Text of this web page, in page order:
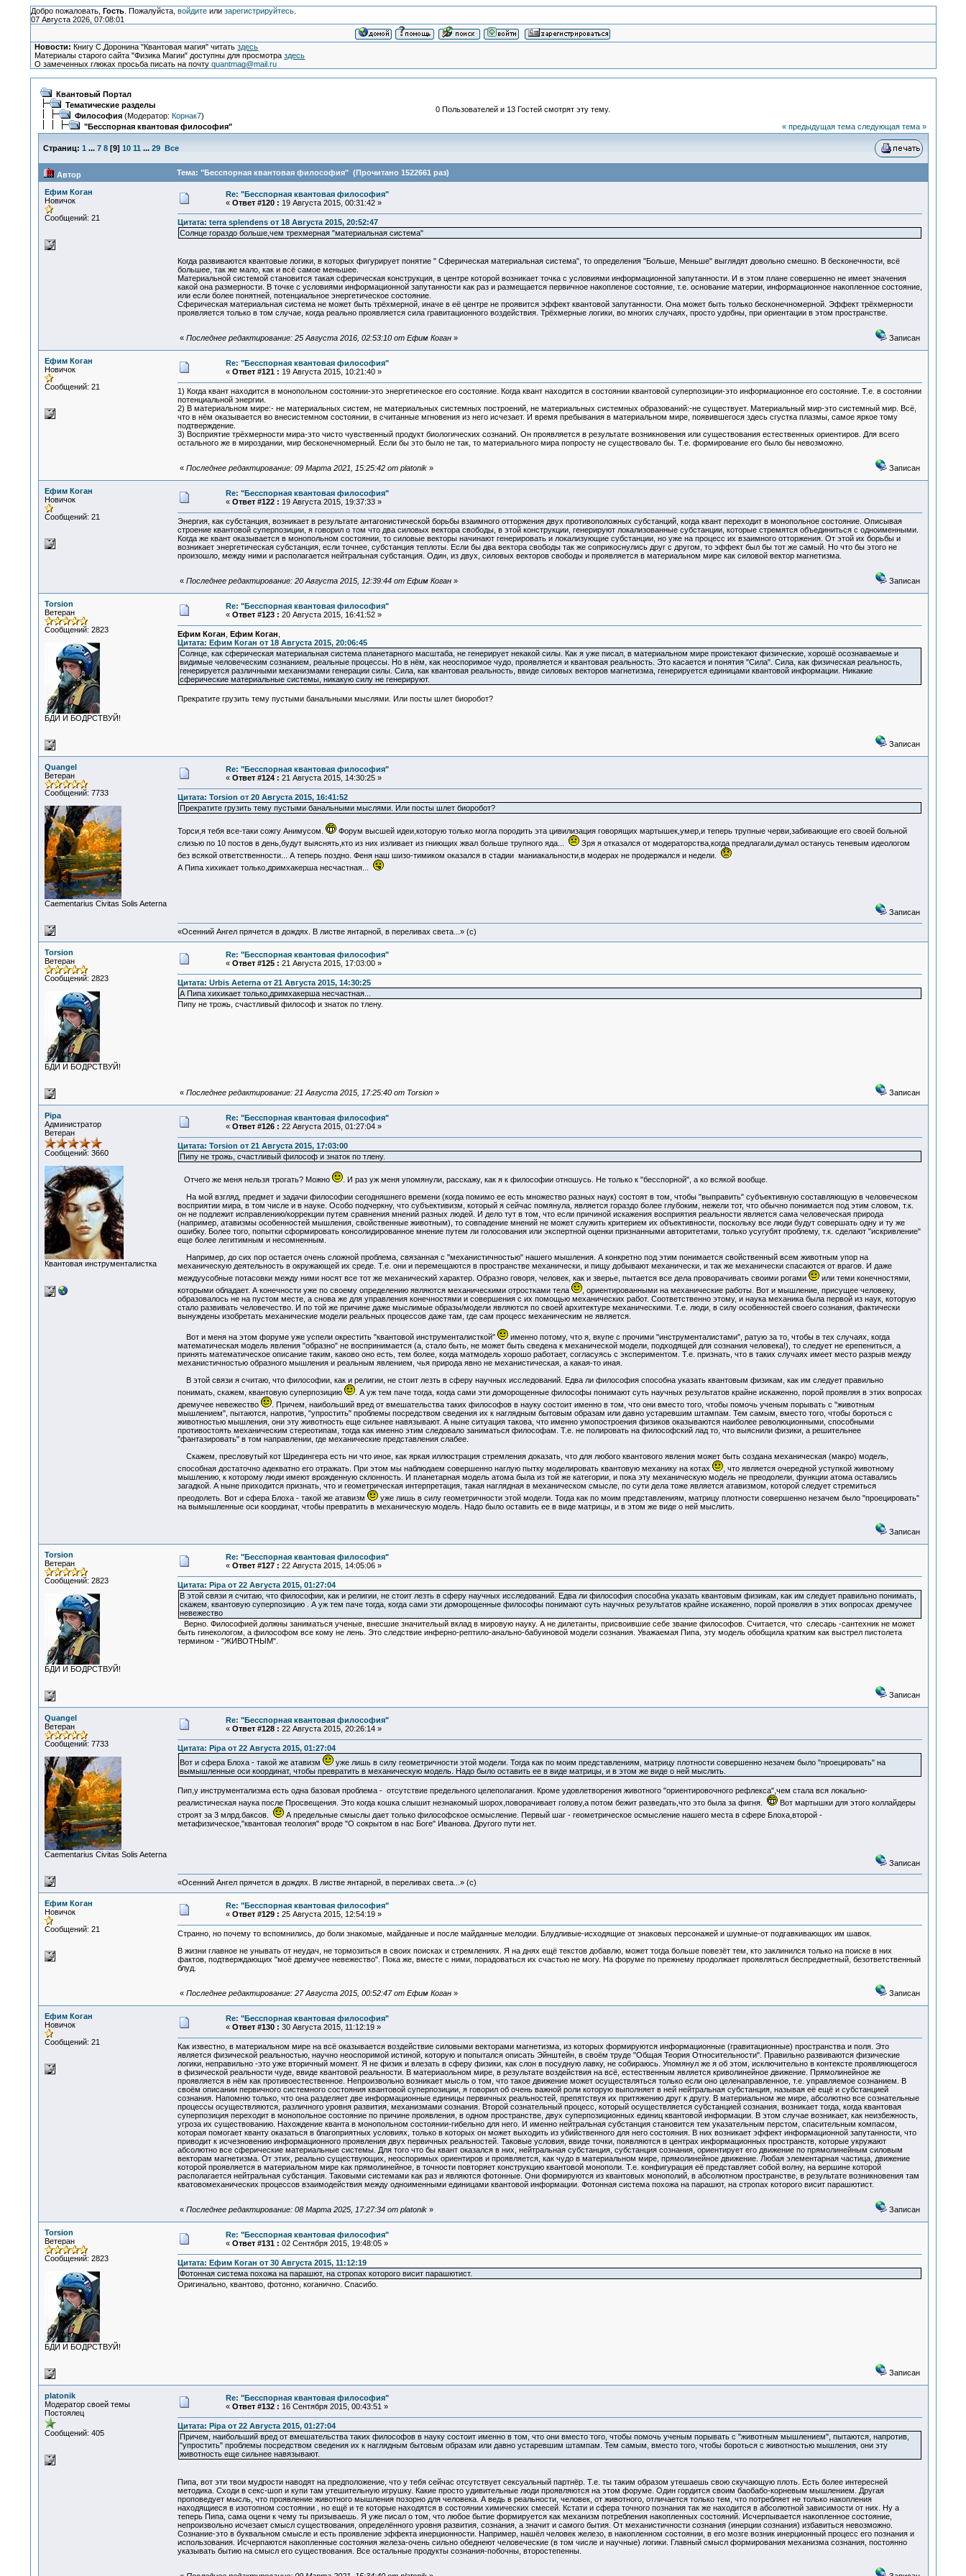
Добро пожаловать, Гость. Пожалуйста, войдитеили зарегистрируйтесь.
07 Августа 2026, 07:08:01
Новости: Книгу С.Доронина "Квантовая магия" читатьздесь
Материалы старого сайта "Физика Магии" доступны для просмотраздесь
О замеченных глюках просьба писать на почтуquantmag@mail.ru
Квантовый Портал
Тематические разделы
Философия(Модератор: Корнак7)
"Бесспорная квантовая философия"
0 Пользователей и 13 Гостей смотрят эту тему.
« предыдущая тема следующая тема »
Страниц: 1 ... 7 8[9] 10 11 ... 29 Все
Автор Тема: "Бесспорная квантовая философия" (Прочитано 1522661 раз)
Ефим Коган
Новичок
Сообщений: 21
Re: "Бесспорная квантовая философия"
« Ответ #120 : 19 Августа 2015, 00:31:42 »
Цитата: terra splendens от 18 Августа 2015, 20:52:47
Солнце гораздо больше,чем трехмерная "материальная система"
Когда развиваются квантовые логики, в которых фигурирует понятие " Сферическая материальная система", то определения "Больше, Меньше" выглядят довольно смешно. В бесконечности, всё
большее, так же мало, как и всё самое меньшее.
Материальной системой становится такая сферическая конструкция, в центре которой возникает точка с условиями информационной запутанности. И в этом плане совершенно не имеет значения
какой она размерности. В точке с условиями информационной запутанности как раз и размещается первичное накопленое состояние, т.е. основание материи, информационное накопленное состояние,
или если более понятней, потенциальное энергетическое состояние.
Сферическая материальная система не может быть трёхмерной, иначе в её центре не проявится эффект квантовой запутанности. Она может быть только бесконечномерной. Эффект трёхмерности
проявляется только в том случае, когда реально проявляется сила гравитационного воздействия. Трёхмерные логики, во многих случаях, просто удобны, при ориентации в этом пространстве.
« Последнее редактирование: 25 Августа 2016, 02:53:10 от Ефим Коган» Записан
Ефим Коган
Новичок
Сообщений: 21
Re: "Бесспорная квантовая философия"
« Ответ #121 : 19 Августа 2015, 10:21:40 »
1) Когда квант находится в монопольном состоянии-это энергетическое его состояние. Когда квант находится в состоянии квантовой суперпозиции-это информационное его состояние. Т.е. в состоянии
потенциальной энергии.
2) В материальном мире:- не материальных систем, не материальных системных построений, не материальных системных образований:-не существует. Материальный мир-это системный мир. Всё,
что в нём оказывается во внесистемном состоянии, в считанные мгновения из него исчезает. И время пребывания в материальном мире, появившегося здесь сгустка плазмы, самое яркое тому
подтверждение.
3) Восприятие трёхмерности мира-это чисто чувственный продукт биологических сознаний. Он проявляется в результате возникновения или существования естественных ориентиров. Для всего
остального же в мироздании, мир бесконечномерный. Если бы это было не так, то материального мира попросту не существовало бы. Т.е. формирование его было бы невозможно.
« Последнее редактирование: 09 Марта 2021, 15:25:42 от platonik» Записан
Ефим Коган
Новичок
Сообщений: 21
Re: "Бесспорная квантовая философия"
« Ответ #122 : 19 Августа 2015, 19:37:33 »
Энергия, как субстанция, возникает в результате антагонистической борьбы взаимного отторжения двух противоположных субстанций, когда квант переходит в монопольное состояние. Описывая
строение квантовой суперпозиции, я говорил о том что два силовых вектора свободы, в этой конструкции, генерируют локализованные субстанции, которые стремятся объединиться с одноименными.
Когда же квант оказывается в монопольном состоянии, то силовые векторы начинают генерировать и локализующие субстанции, но уже на процесс их взаимного отторжения. От этой их борьбы и
возникает энергетическая субстанция, если точнее, субстанция теплоты. Если бы два вектора свободы так же соприкоснулись друг с другом, то эффект был бы тот же самый. Но что бы этого не
произошло, между ними и располагается нейтральная субстанция. Один, из двух, силовых векторов свободы и проявляется в материальном мире как силовой вектор магнетизма.
« Последнее редактирование: 20 Августа 2015, 12:39:44 от Ефим Коган» Записан
Torsion
Ветеран
Сообщений: 2823
БДИ И БОДРСТВУЙ!
Re: "Бесспорная квантовая философия"
« Ответ #123 : 20 Августа 2015, 16:41:52 »
Ефим Коган Ефим Коган
Цитата: Ефим Коган от 18 Августа 2015, 20:06:45
Солнце, как сферическая материальная система планетарного масштаба, не генерирует некакой силы. Как я уже писал, в материальном мире проистекают физические, хорошё осознаваемые и
видимые человеческим сознанием, реальные процессы. Но в нём, как неоспоримое чудо, проявляется и квантовая реальность. Это касается и понятия "Сила". Сила, как физическая реальность,
генерируется различными механизмами генерации силы. Сила, как квантовая реальность, ввиде силовых векторов магнетизма, генерируется единицами квантовой информации. Никакие
сферические материальные системы, никакую силу не генерируют.
Прекратите грузить тему пустыми банальными мыслями. Или посты шлет биоробот?
Записан
Quangel
Ветеран
Сообщений: 7733
Сaementarius Civitas Solis Aeterna
Re: "Бесспорная квантовая философия"
« Ответ #124 : 21 Августа 2015, 14:30:25 »
Цитата: Torsion от 20 Августа 2015, 16:41:52
Прекратите грузить тему пустыми банальными мыслями. Или посты шлет биоробот?
Торси,я тебя все-таки сожгу Анимусом.
Форум высшей идеи,которую только могла породить эта цивилизация говорящих мартышек,умер,и теперь трупные черви,забивающие его своей больной
слизью по 10 постов в день,будут выяснять,кто из них изливает из гниющих жвал больше трупного яда...
Зря я отказался от модераторства,когда предлагали,думал останусь теневым идеологом
без всякой ответственности... А теперь поздно. Феня наш шизо-тимиком оказался в стадии маниакальности,в модерах не продержался и недели.
А Пипа хихикает только,дримхакерша несчастная...
Записан
«Осенний Ангел прячется в дождях. В листве янтарной, в переливах света...» (c)
Torsion
Ветеран
Сообщений: 2823
БДИ И БОДРСТВУЙ!
Re: "Бесспорная квантовая философия"
« Ответ #125 : 21 Августа 2015, 17:03:00 »
Цитата: Urbis Aeterna от 21 Августа 2015, 14:30:25
А Пипа хихикает только,дримхакерша несчастная...
Пипу не трожь, счастливый философ и знаток по тлену.
« Последнее редактирование: 21 Августа 2015, 17:25:40 от Torsion» Записан
Pipa
Администратор
Ветеран
Сообщений: 3660
Квантовая инструменталистка
Re: "Бесспорная квантовая философия"
« Ответ #126 : 22 Августа 2015, 01:27:04 »
Цитата: Torsion от 21 Августа 2015, 17:03:00
Пипу не трожь, счастливый философ и знаток по тлену.
Отчего же меня нельзя трогать? Можно
. И раз уж меня упомянули, расскажу, как я к философии отношусь. Не только к "бесспорной", а ко всякой вообще.
На мой взгляд, предмет и задачи философии сегодняшнего времени (когда помимо ее есть множество разных наук) состоят в том, чтобы "выправить" субъективную составляющую в человеческом
восприятии мира, в том числе и в науке. Особо подчеркну, что субъективизм, который я сейчас помянула, является гораздо более глубоким, нежели тот, что обычно понимается под этим словом, т.к.
он не подлежит исправлению/коррекции путем сравнения мнений разных людей. И дело тут в том, что если причиной искажения восприятия реальности является сама человеческая природа
(например, атавизмы особенностей мышления, свойственные животным), то совпадение мнений не может служить критерием их объективности, поскольку все люди будут совершать одну и ту же
ошибку. Более того, попытки сформировать консолидированное мнение путем ли голосования или экспертной оценки признанными авторитетами, только усугубят проблему, т.к. сделают "искривление"
еще более легитимным и несомненным.
Например, до сих пор остается очень сложной проблема, связанная с "механистичностью" нашего мышления. А конкретно под этим понимается свойственный всем животным упор на
механическую деятельность в окружающей их среде. Т.е. они и перемещаются в пространстве механически, и пищу добывают механически, и так же механически спасаются от врагов. И даже
междуусобные потасовки между ними носят все тот же механический характер. Образно говоря, человек, как и зверье, пытается все дела проворачивать своими рогами
или теми конечностями,
которыми обладает. А конечности уже по своему определению являются механическими отростками тела
, ориентированными на механические работы. Вот и мышление, присущее человеку,
образовалось не на пустом месте, а снова же для управления конечностями и совершения с их помощью механических работ. Соответственно этому, и наука механика была первой из наук, которую
стало развивать человечество. И по той же причине даже мыслимые образы/модели являются по своей архитектуре механическими. Т.е. люди, в силу особенностей своего сознания, фактически
вынуждены изобретать механические модели реальных процессов даже там, где сам процесс механическим не является.
Вот и меня на этом форуме уже успели окрестить "квантовой инструменталисткой"
именно потому, что я, вкупе с прочими "инструменталистами", ратую за то, чтобы в тех случаях, когда
математическая модель явления "образно" не воспринимается (а, стало быть, не может быть сведена к механической модели, подходящей для сознания человека!), то следует не ерепениться, а
принять математическое описание таким, каково оно есть, тем более, когда матмодель хорошо работает, согласуясь с экспериментом. Т.е. признать, что в таких случаях имеет место разрыв между
механистичностью образного мышления и реальным явлением, чья природа явно не механистическая, а какая-то иная.
В этой связи я считаю, что философии, как и религии, не стоит лезть в сферу научных исследований. Едва ли философия способна указать квантовым физикам, как им следует правильно
понимать, скажем, квантовую суперпозицию
. А уж тем паче тогда, когда сами эти доморощенные философы понимают суть научных результатов крайне искаженно, порой проявляя в этих вопросах
дремучее невежество
. Причем, наибольший вред от вмешательства таких философов в науку состоит именно в том, что они вместо того, чтобы помочь ученым порывать с "животным
мышлением", пытаются, напротив, "упростить" проблемы посредством сведения их к наглядным бытовым образам или давно устаревшим штампам. Тем самым, вместо того, чтобы бороться с
животностью мышления, они эту животность еще сильнее навязывают. А ныне ситуация такова, что именно умопостроения физиков оказываются наиболее революционными, способными
противостоять механическим стереотипам, тогда как именно этим следовало заниматься философам. Т.е. не полировать на философский лад то, что выяснили физики, а решительнее
"фантазировать" в том направлении, где механические представления слабее.
Скажем, пресловутый кот Шредингера есть ни что иное, как яркая иллюстрация стремления доказать, что для любого квантового явления может быть создана механическая (макро) модель,
способная достаточно адекватно его отражать. При этом мы наблюдаем совершенно наглую пытку моделировать квантовую механику на котах
, что является очередной уступкой животному
мышлению, к которому люди имеют врожденную склонность. И планетарная модель атома была из той же категории, и пока эту механическую модель не преодолели, функции атома оставались
загадкой. А ныне приходится признать, что и геометрическая интерпретация, такая наглядная в механическом смысле, по сути дела тоже является атавизмом, которой следует стремиться
преодолеть. Вот и сфера Блоха - такой же атавизм
уже лишь в силу геометричности этой модели. Тогда как по моим представлениям, матрицу плотности совершенно незачем было "проецировать"
на вымышленные оси координат, чтобы превратить в механическую модель. Надо было оставить ее в виде матрицы, и в этом же виде о ней мыслить.
Записан
Torsion
Ветеран
Сообщений: 2823
БДИ И БОДРСТВУЙ!
Re: "Бесспорная квантовая философия"
« Ответ #127 : 22 Августа 2015, 14:05:06 »
Цитата: Pipa от 22 Августа 2015, 01:27:04
В этой связи я считаю, что философии, как и религии, не стоит лезть в сферу научных исследований. Едва ли философия способна указать квантовым физикам, как им следует правильно понимать,
скажем, квантовую суперпозицию . А уж тем паче тогда, когда сами эти доморощенные философы понимают суть научных результатов крайне искаженно, порой проявляя в этих вопросах дремучее
невежество
Верно. Философией должны заниматься ученые, внесшие значительый вклад в мировую науку. А не дилетанты, присвоившие себе звание философов. Считается, что слесарь -сантехник не может
быть гинекологом, а философом все кому не лень. Это следствие инферно-рептило-анально-бабуиновой модели сознания. Уважаемая Пипа, эту модель обобщила кратким как выстрел пистолета
термином - "ЖИВОТНЫМ".
Записан
Quangel
Ветеран
Сообщений: 7733
Сaementarius Civitas Solis Aeterna
Re: "Бесспорная квантовая философия"
« Ответ #128 : 22 Августа 2015, 20:26:14 »
Цитата: Pipa от 22 Августа 2015, 01:27:04
Вот и сфера Блоха - такой же атавизм
уже лишь в силу геометричности этой модели. Тогда как по моим представлениям, матрицу плотности совершенно незачем было "проецировать" на
вымышленные оси координат, чтобы превратить в механическую модель. Надо было оставить ее в виде матрицы, и в этом же виде о ней мыслить.
Пип,у инструментализма есть одна базовая проблема - отсутствие предельного целеполагания. Кроме удовлетворения животного "ориентировочного рефлекса",чем стала вся локально-
реалистическая наука после Просвещения. Это когда кошка слышит незнакомый шорох,поворачивает голову,а потом бежит разведать,что это была за фигня.
Вот мартышки для этого коллайдеры
строят за 3 млрд.баксов.
А предельные смыслы дает только философское осмысление. Первый шаг - геометрическое осмысление нашего места в сфере Блоха,второй -
метафизическое,"квантовая теология" вроде "О сокрытом в нас Боге" Иванова. Другого пути нет.
Записан
«Осенний Ангел прячется в дождях. В листве янтарной, в переливах света...» (c)
Ефим Коган
Новичок
Сообщений: 21
Re: "Бесспорная квантовая философия"
« Ответ #129 : 25 Августа 2015, 12:54:19 »
Странно, но почему то вспомнились, до боли знакомые, майданные и после майданные мелодии. Блудливые-исходящие от знаковых персонажей и шумные-от подгавкивающих им шавок.
В жизни главное не унывать от неудач, не тормозиться в своих поисках и стремлениях. Я на днях ещё текстов добавлю, может тогда больше повезёт тем, кто заклинился только на поиске в них
фактов, подтверждающих "моё дремучее невежество". Пока же, вместе с ними, порадоваться их счастью не могу. На форуме по прежнему продолжает проявляться беспредметный, безответственный
блуд.
« Последнее редактирование: 27 Августа 2015, 00:52:47 от Ефим Коган» Записан
Ефим Коган
Новичок
Сообщений: 21
Re: "Бесспорная квантовая философия"
« Ответ #130 : 30 Августа 2015, 11:12:19 »
Как известно, в материальном мире на всё оказывается воздействие силовыми векторами магнетизма, из которых формируются информационные (гравитационные) пространства и поля. Это
является физической реальностью, научно неоспоримой истиной, которую и попытался описать Эйнштейн, в своём труде "Общая Теория Относительности". Правильно развиваются физические
логики, неправильно -это уже вторичный момент. Я не физик и влезать в сферу физики, как слон в посудную лавку, не собираюсь. Упомянул же я об этом, исключительно в контексте проявляющегося
в физической реальности чуде, ввиде квантовой реальности. В материаольном мире, в результате воздействия на всё, естественным является криволинейное движение. Прямолинейное же
проявляется в нём как противоестественное. Непроизвольно возникает мысль о том, что такое движение может осуществляться только если оно целенаправленное, т.е. управляемое сознанием. В
своём описании первичного системного состояния квантовой суперпозиции, я говорил об очень важной роли которую выполняет в ней нейтральная субстанция, называя её ещё и субстанцией
сознания. Напомню только, что она разделяет две информационные единицы первичных реальностей, препятствуя их притяжению друг к другу. В материальном же мире, абсолютно все сознательные
процессы осуществляются, различного уровня развития, механизмами сознания. Второй сознательный процесс, который осуществляется субстанцией сознания, возникает тогда, когда квантовая
суперпозиция переходит в монопольное состояние по причине проявления, в одном пространстве, двух суперпозиционных единиц квантовой информации. В этом случае возникает, как неизбежность,
угроза их существованию. Нахождение кванта в монопольном состоянии-гибельно для него. И именно нейтральная субстанция становится тем указательным перстом, спасительным компасом,
которая помогает кванту оказаться в благоприятных условиях, только в которых он может выходить из убийственного для него состояния. В них возникает эффект информационной запутанности, что
приводит к исчезновению информационного проявления двух первичных реальностей. Таковые условия, ввиде точки, появляются в центрах информационных пространств, которые укружают
абсолютно все сферические материальные системы. Для того что бы квант оказался в них, нейтральная субстанция, субстанция сознания, ориентирует его движение по прямолинейным силовым
векторам магнетизма. От этих, реально существующих, неоспоримых ориентиров и проявляется, как чудо в материальном мире, прямолинейное движение. Любая элементарная частица, движение
которой проявляется в материальном мире как прямолинейное, в точности повторяет конструкцию квантовой монополи. Т.е. конфигурация её представляет собой волну, на вершине которой
располагается нейтральная субстанция. Таковыми системами как раз и являются фотонные. Они формируются из квантовых монополий, в абсолютном пространстве, в результате возникновения там
кватовомеханических процессов взаимодействия между одноименными единицами квантовой информации. Фотонная система похожа на парашют, на стропах которого висит парашютист.
« Последнее редактирование: 08 Марта 2025, 17:27:34 от platonik» Записан
Torsion
Ветеран
Сообщений: 2823
БДИ И БОДРСТВУЙ!
Re: "Бесспорная квантовая философия"
« Ответ #131 : 02 Сентября 2015, 19:48:05 »
Цитата: Ефим Коган от 30 Августа 2015, 11:12:19
Фотонная система похожа на парашют, на стропах которого висит парашютист.
Оригинально, квантово, фотонно, коганично. Спасибо.
Записан
platonik
Модератор своей темы
Постоялец
Сообщений: 405
Re: "Бесспорная квантовая философия"
« Ответ #132 : 16 Сентября 2015, 00:43:51 »
Цитата: Pipa от 22 Августа 2015, 01:27:04
Причем, наибольший вред от вмешательства таких философов в науку состоит именно в том, что они вместо того, чтобы помочь ученым порывать с "животным мышлением", пытаются, напротив,
"упростить" проблемы посредством сведения их к наглядным бытовым образам или давно устаревшим штампам. Тем самым, вместо того, чтобы бороться с животностью мышления, они эту
животность еще сильнее навязывают.
Пипа, вот эти твои мудрости наводят на предположение, что у тебя сейчас отсутствует сексуальный партнёр. Т.е. ты таким образом утешаешь свою скучающую плоть. Есть более интересней
методика. Сходи в секс-шоп и купи там утешительную игрушку. Какие просто удивительные люди проявляются на этом форуме. Один гордится своим баобабо-корневым мышлением. Другая
проповедует мысль, что проявление животного мышления позорно для человека. А ведь в реальности, человек, от животного, отличается только тем, что потребляет не только накопления
находящиеся в изотопном состоянии , но ещё и те которые находятся в состоянии химических смесей. Кстати и сфера точного познания так же находится в абсолютной зависимости от них. Ну а
теперь Пипа, сама оцени к чему ты призываешь. Я уже писал о том, что любое бытие формируется как механизм потребления накопленных состояний. Исчерпывается накопленное состояние,
непроизвольно исчезает смысл существования, определённого уровня развития, сознания, а значит и самого бытия. От механистичности сознания (инерции сознания) избавиться невозможно.
Сознание-это в буквальном смысле и есть проявление эффекта инерционности. Например, нашёл человек железо, в накопленном состоянии, в его мозге возник инерционный процесс его познания и
использования. Исчерпаются накопленные состояния железа-очень сильно обеднеют человеческие (в том числе и научные) логики. Главный смысл формирования механизма сознания, постоянно
указывать бытию на смысл его существования. Все остальные продукты сознания-побочны, второстепенны.